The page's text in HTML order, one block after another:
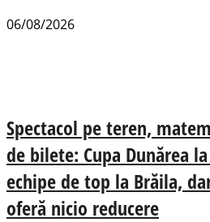
06/08/2026
Spectacol pe teren,
de bilete: Cupa Dunărea
echipe de top la Brăila,
oferă nicio reducere